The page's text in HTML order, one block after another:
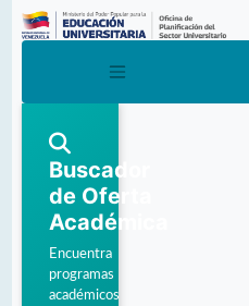
Buscador
de Oferta
Académica
Encuentra
programas
académicos